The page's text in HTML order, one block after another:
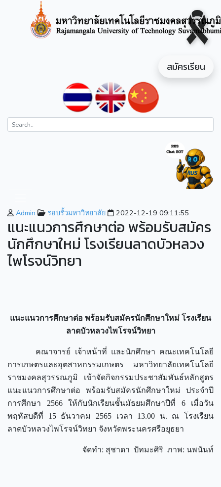
สมัครเรียน
Admin รอบรั้วมหาวิทยาลัย 2022-12-19 09:11:55
แนะแนวการศึกษาต่อ พร้อมรับสมัคร
นักศึกษาใหม่ โรงเรียนลาดบัวหลวง
ไพโรจน์วิทยา
แนะแนวการศึกษาต่อ พร้อมรับสมัครนักศึกษาใหม่ โรงเรียน
ลาดบัวหลวงไพโรจน์วิทยา
คณาจารย์ เจ้าหน้าที่ และนักศึกษา คณะเทคโนโลยี
การเกษตรและอุตสาหกรรมเกษตร มหาวิทยาลัยเทคโนโลยี
ราชมงคลสุวรรณภูมิ เข้าจัดกิจกรรมประชาสัมพันธ์หลักสูตร
แนะแนวการศึกษาต่อ พร้อมรับสมัครนักศึกษาใหม่ ประจำปี
การศึกษา 2566 ให้กับนักเรียนชั้นมัธยมศึกษาปีที่ 6 เมื่อวัน
พฤหัสบดีที่ 15 ธันวาคม 2565 เวลา 13.00 น. ณ โรงเรียน
ลาดบัวหลวงไพโรจน์วิทยา จังหวัดพระนครศรีอยุธยา
จัดทำ: สุชาดา ปัทมะศิริ ภาพ: นพนันท์